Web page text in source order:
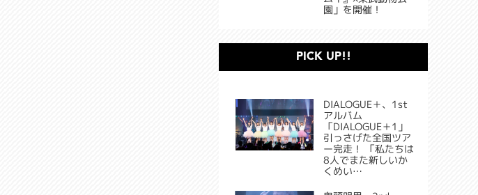
園」を開催！
PICK UP!!
DIALOGUE＋、1st
アルバム
「DIALOGUE＋1」
引っさげた全国ツア
ー完走！ 「私たちは
8人でまた新しいか
くめい…